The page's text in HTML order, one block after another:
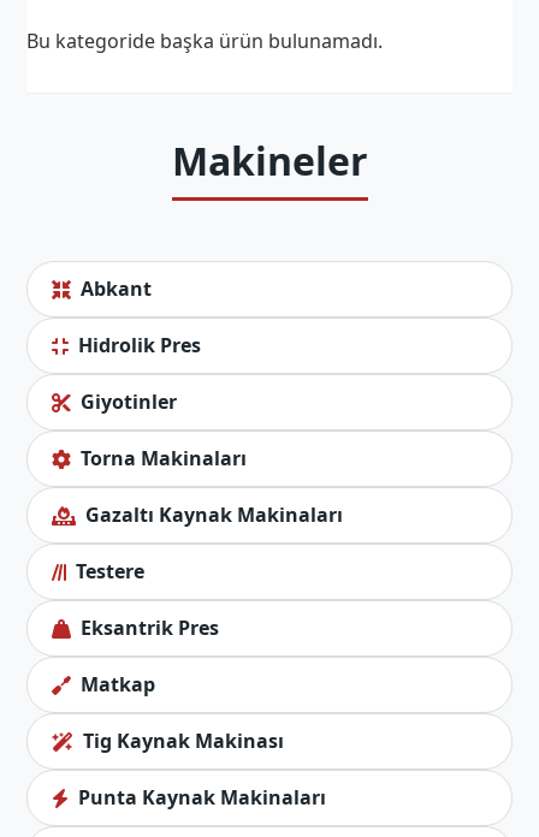
Bu kategoride başka ürün bulunamadı.
Makineler
Abkant
Hidrolik Pres
Giyotinler
Torna Makinaları
Gazaltı Kaynak Makinaları
Testere
Eksantrik Pres
Matkap
Tig Kaynak Makinası
Punta Kaynak Makinaları